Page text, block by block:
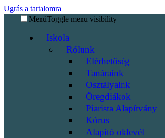
Ugrás a tartalomra
MenüToggle menu visibility
Iskola
Rólunk
Elérhetőség
Tanáraink
Osztályaink
Öregdiákok
Piarista Alapítvány
Kórus
Alapító oklevél